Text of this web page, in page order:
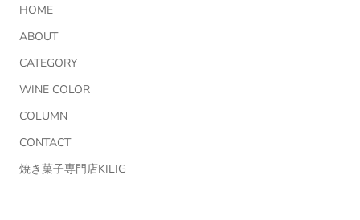
HOME
ABOUT
CATEGORY
WINE COLOR
COLUMN
CONTACT
焼き菓子専門店KILIG